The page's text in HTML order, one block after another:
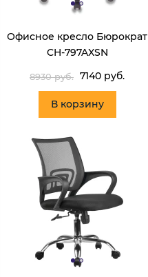
Офисное кресло Бюрократ
CH-797AXSN
8930 руб. 7140 руб.
В корзину